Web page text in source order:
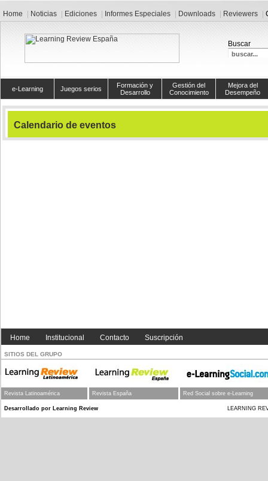
Home Noticias Ediciones Informes Especiales Downloads Reviewers
Buscar
e-Learning Juegos serios
Formación y
Desarrollo
Gestión del
Conocimiento
Mejora del
Desempeño
Calendario de eventos
Home Institucional Contacto Suscripción
SITIOS DEL GRUPO
Revista Latinoamérica Revista España Red Social sobre e-Learning
Desarrollado por Learning Review LEARNING